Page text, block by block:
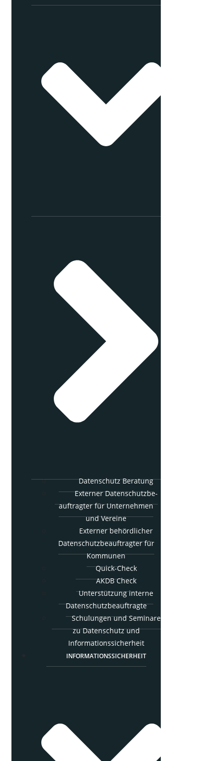
Daten­schutz Beratung
Exter­ner Daten­schutz­be­
auf­trag­ter für Unter­neh­men
und Vereine
Exter­ner behörd­li­cher
Daten­schutz­be­auf­trag­ter für
Kommunen
Quick-Check
AKDB Check
Unter­stüt­zung inter­ne
Datenschutzbeauftragte
Schu­lun­gen und Semi­na­re
zu Daten­schutz und
Informationssicherheit
INFOR­MA­TI­ONS­SI­CHER­HEIT